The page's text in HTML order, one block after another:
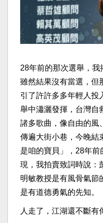
28年前的那次選舉，我
雖然結果沒有當選，但
引了許許多多年輕人投
舉中瀟灑發揮，台灣自
諸多歌曲，像自由的風
傳遍大街小巷，今晚結
是咱的寶貝」，28年
現，我拍賣致詞時說：
明敏教授是有風骨氣節
是有道德勇氣的先知。
人走了，江湖還不斷有